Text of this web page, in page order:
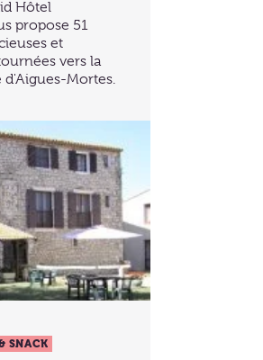
Hôtel
propose 51
et
vers la
d'Aigues-Mortes.
SNACK